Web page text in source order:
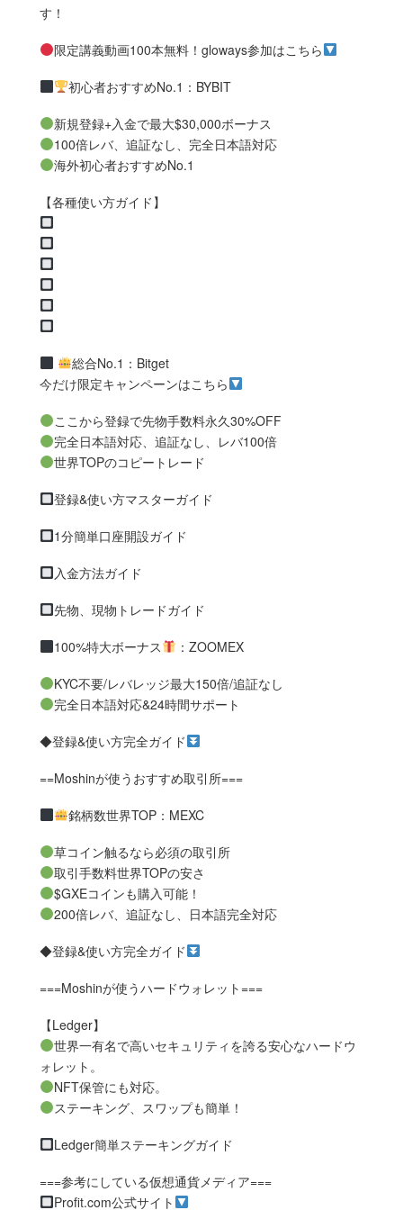
す！
限定講義動画100本無料！gloways参加はこちら
初心者おすすめNo.1：BYBIT
新規登録+入金で最大$30,000ボーナス
100倍レバ、追証なし、完全日本語対応
海外初心者おすすめNo.1
【各種使い方ガイド】
総合No.1：Bitget
今だけ限定キャンペーンはこちら
ここから登録で先物手数料永久30%OFF
完全日本語対応、追証なし、レバ100倍
世界TOPのコピートレード
登録&使い方マスターガイド
1分簡単口座開設ガイド
入金方法ガイド
先物、現物トレードガイド
100%特大ボーナス ：ZOOMEX
KYC不要/レバレッジ最大150倍/追証なし
完全日本語対応&24時間サポート
◆登録&使い方完全ガイド
==Moshinが使うおすすめ取引所===
銘柄数世界TOP：MEXC
草コイン触るなら必須の取引所
取引手数料世界TOPの安さ
$GXEコインも購入可能！
200倍レバ、追証なし、日本語完全対応
◆登録&使い方完全ガイド
===Moshinが使うハードウォレット===
【Ledger】
世界一有名で高いセキュリティを誇る安心なハードウ
ォレット。
NFT保管にも対応。
ステーキング、スワップも簡単！
Ledger簡単ステーキングガイド
===参考にしている仮想通貨メディア===
Profit.com公式サイト